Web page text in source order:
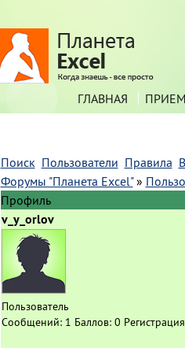
ГЛАВНАЯ
Поиск Пользователи Правила
Форумы "Планета Excel" »
Профиль
v_y_orlov
Пользователь
Сообщений: 1 Баллов: 0